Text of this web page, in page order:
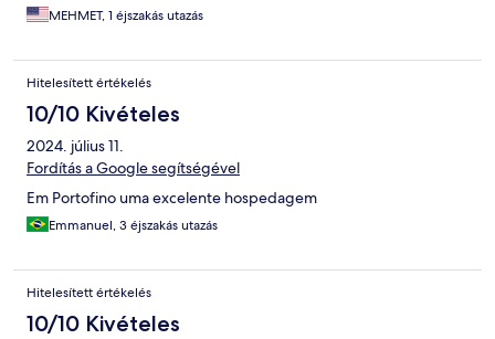
MEHMET, 1 éjszakás utazás
Hitelesített értékelés
10/10 Kivételes
2024. július 11.
Fordítás a Google segítségével
Em Portofino uma excelente hospedagem
Emmanuel, 3 éjszakás utazás
Hitelesített értékelés
10/10 Kivételes